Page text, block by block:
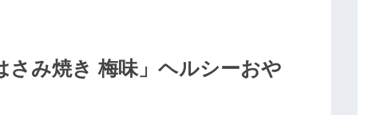
さみ焼き 梅味」ヘルシーおや